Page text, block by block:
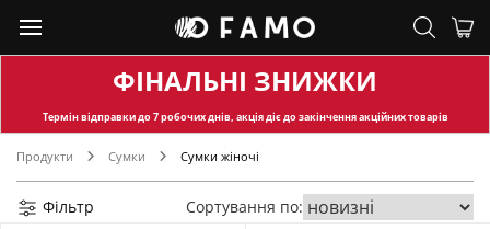
ФІНАЛЬНІ ЗНИЖКИ
Термін відправкидо 7 робочих днів, акція діє до закінчення акційних товарів
Продукти Сумки Сумки жіночі
Фільтр
Сортування по: